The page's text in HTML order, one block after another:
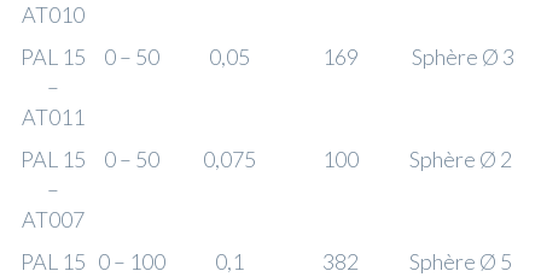
AT010
PAL 15
–
AT011
0 – 50 0,05 169 Sphère Ø 3
PAL 15
–
AT007
0 – 50 0,075 100 Sphère Ø 2
PAL 15 0 – 100 0,1 382 Sphère Ø 5